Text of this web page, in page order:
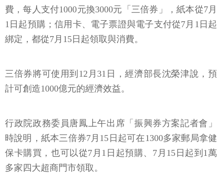
費，每人支付1000元換3000元「三倍券」，紙本從7月
1日起預購；信用卡、電子票證與電子支付從7月1日起
綁定，都從7月15日起領取與消費。
三倍券將可使用到12月31日，經濟部長沈榮津說，預
計可創造1000億元的經濟效益。
行政院政務委員唐鳳上午出席「振興券方案記者會」
時說明，紙本三倍券7月15日起可在1300多家郵局拿健
保卡購買，也可以從7月1日起預購、7月15日起到1萬
多家四大超商門市領取。